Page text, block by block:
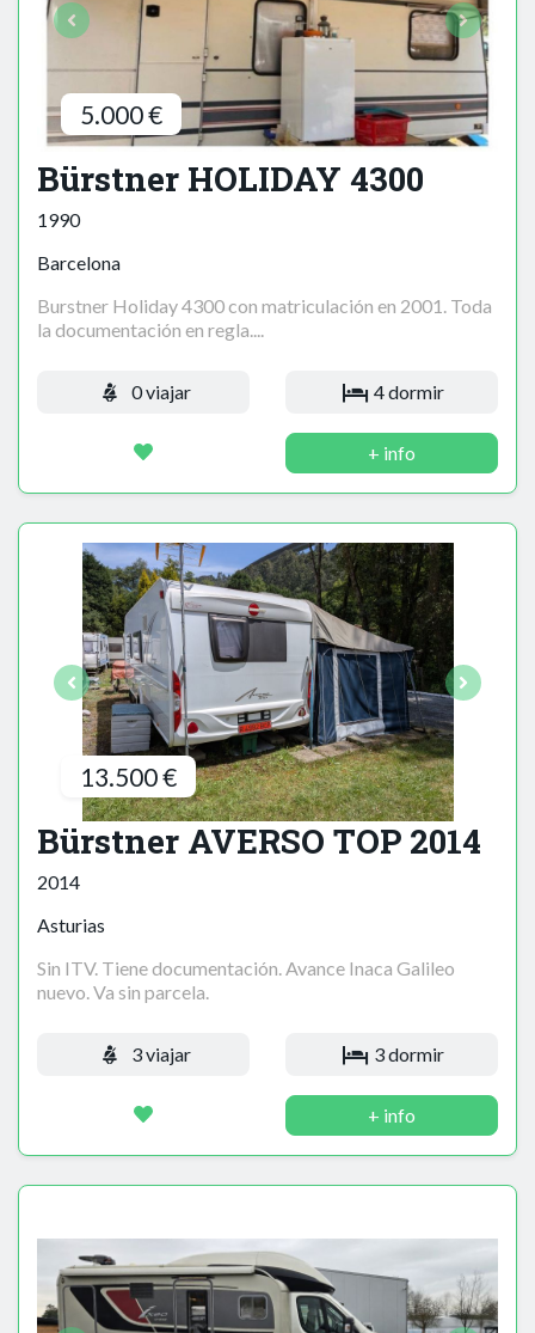
5.000 €
Bürstner HOLIDAY 4300
1990
Barcelona
Burstner Holiday 4300 con matriculación en 2001. Toda
la documentación en regla....
0 viajar 4 dormir
+ info
13.500 €
Bürstner AVERSO TOP 2014
2014
Asturias
Sin ITV. Tiene documentación. Avance Inaca Galileo
nuevo. Va sin parcela.
3 viajar 3 dormir
+ info